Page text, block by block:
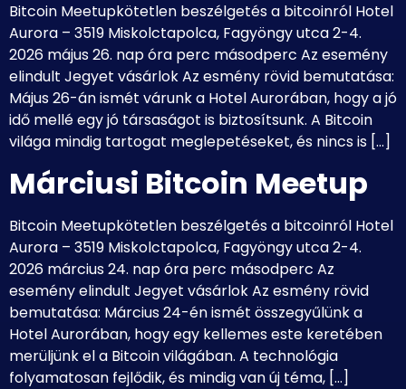
Bitcoin Meetupkötetlen beszélgetés a bitcoinról Hotel
Aurora – 3519 Miskolctapolca, Fagyöngy utca 2-4.
2026 május 26. nap óra perc másodperc Az esemény
elindult Jegyet vásárlok Az esmény rövid bemutatása:
Május 26-án ismét várunk a Hotel Aurorában, hogy a jó
idő mellé egy jó társaságot is biztosítsunk. A Bitcoin
világa mindig tartogat meglepetéseket, és nincs is […]
Márciusi Bitcoin Meetup
Bitcoin Meetupkötetlen beszélgetés a bitcoinról Hotel
Aurora – 3519 Miskolctapolca, Fagyöngy utca 2-4.
2026 március 24. nap óra perc másodperc Az
esemény elindult Jegyet vásárlok Az esmény rövid
bemutatása: Március 24-én ismét összegyűlünk a
Hotel Aurorában, hogy egy kellemes este keretében
merüljünk el a Bitcoin világában. A technológia
folyamatosan fejlődik, és mindig van új téma, […]